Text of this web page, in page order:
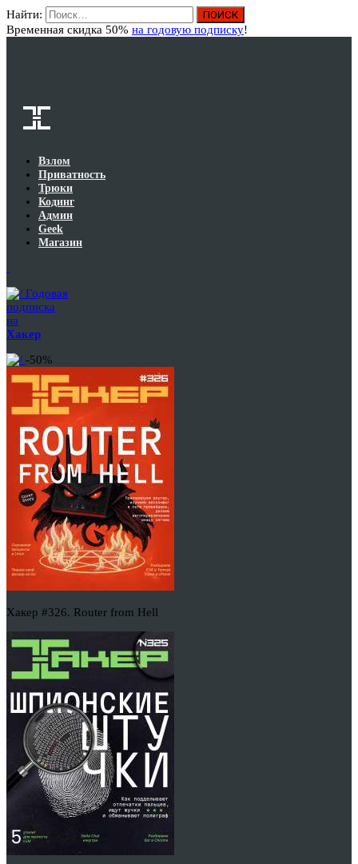
Найти:
Временная скидка 50% на годовую подписку!
Взлом
Приватность
Трюки
Кодинг
Админ
Geek
Магазин
Годовая
подписка
на
Хакер
-50%
Хакер #326. Router from Hell